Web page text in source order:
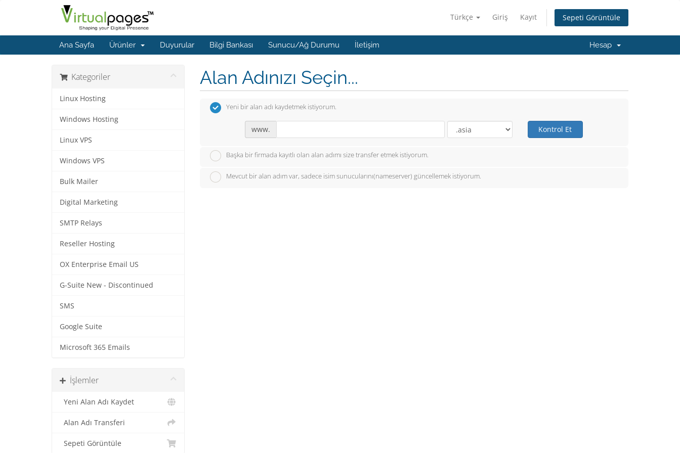
Türkçe Giriş Kayıt Sepeti Görüntüle
Ana Sayfa Ürünler Duyurular Bilgi Bankası Sunucu/Ağ Durumu İletişim Hesap
Kategoriler
Linux Hosting
Windows Hosting
Linux VPS
Windows VPS
Bulk Mailer
Digital Marketing
SMTP Relays
Reseller Hosting
OX Enterprise Email US
G-Suite New - Discontinued
SMS
Google Suite
Microsoft 365 Emails
İşlemler
Yeni Alan Adı Kaydet
Alan Adı Transferi
Sepeti Görüntüle
Alan Adınızı Seçin...
Yeni bir alan adı kaydetmek istiyorum.
www. Kontrol Et
Başka bir firmada kayıtlı olan alan adımı size transfer etmek istiyorum.
Mevcut bir alan adım var, sadece isim sunucularını(nameserver) güncellemek istiyorum.